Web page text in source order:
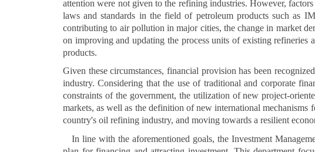
attention were not given to the refining industries. However,
laws and standards in the field of petroleum products such as
contributing to air pollution in major cities, the change in market
on improving and updating the process units of existing
products.
Given these circumstances, financial provision has been
industry. Considering that the use of traditional and corporate
constraints of the government, the utilization of new project-
markets, as well as the definition of new international
country's oil refining industry, and moving towards a resilient
In line with the aforementioned goals, the Investment